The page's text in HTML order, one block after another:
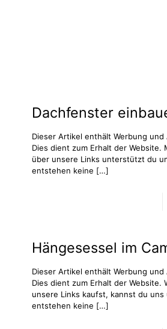
Dachfenster
Dieser Artikel enthält Werbung und
Dies dient zum Erhalt der Website.
über unsere Links unterstützt du
entstehen keine […]
Hängesessel im
Dieser Artikel enthält Werbung und
Dies dient zum Erhalt der Website.
unsere Links kaufst, kannst du
entstehen keine […]